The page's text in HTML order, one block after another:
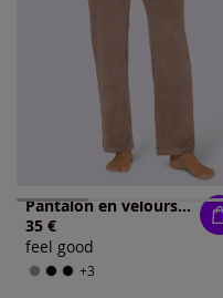
Pantalon en velours ras chandail en velours ras
35 €
feel good
+3